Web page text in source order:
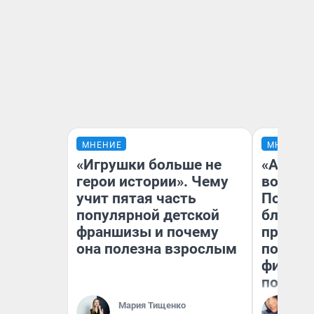
МНЕНИЕ
«Игрушки больше не
герои истории». Чему
учит пятая часть
популярной детской
франшизы и почему
она полезна взрослым
Мария Тищенко
МНЕНИЕ
вот